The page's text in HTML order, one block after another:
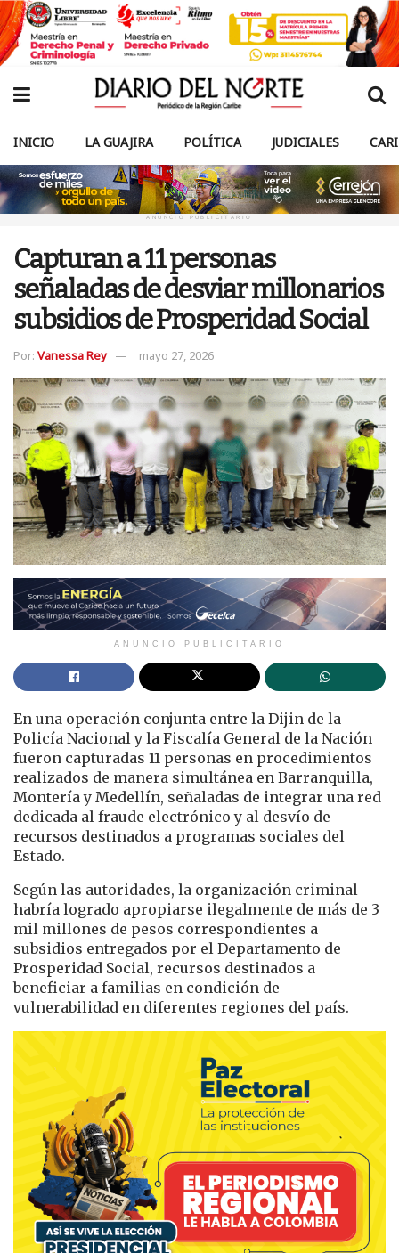
INICIO LA GUAJIRA POLÍTICA JUDICIALES
ANUNCIO PUBLICITARIO
Capturan a 11 personas
señaladas de desviar millonarios
subsidios de Prosperidad Social
Por: Vanessa Rey mayo 27, 2026
ANUNCIO PUBLICITARIO
En una operación conjunta entre la Dijin de la
Policía Nacional y la Fiscalía General de la Nación
fueron capturadas 11 personas en procedimientos
realizados de manera simultánea en Barranquilla,
Montería y Medellín, señaladas de integrar una red
dedicada al fraude electrónico y al desvío de
recursos destinados a programas sociales del
Estado.
Según las autoridades, la organización criminal
habría logrado apropiarse ilegalmente de más de 3
mil millones de pesos correspondientes a
subsidios entregados por el Departamento de
Prosperidad Social, recursos destinados a
beneficiar a familias en condición de
vulnerabilidad en diferentes regiones del país.